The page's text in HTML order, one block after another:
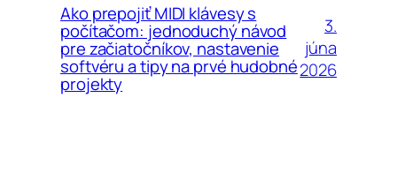
Ako prepojiť MIDI klávesy s
počítačom: jednoduchý návod
pre začiatočníkov, nastavenie
softvéru a tipy na prvé hudobné
projekty
3.
júna
2026